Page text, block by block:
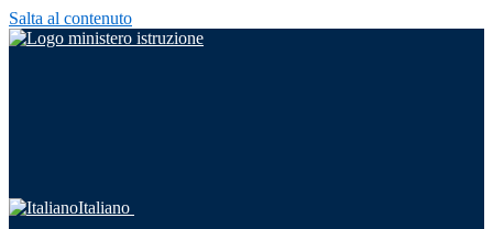
Salta al contenuto
Italiano